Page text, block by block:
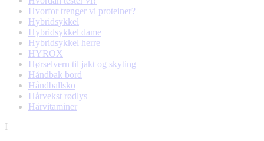
Hvorfor trenger vi proteiner?
Hybridsykkel
Hybridsykkel dame
Hybridsykkel herre
HYROX
Hørselvern til jakt og skyting
Håndbak bord
Håndballsko
Hårvekst rødlys
Hårvitaminer
I